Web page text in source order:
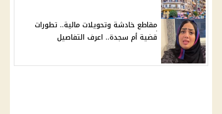
مقاطع خادشة وتحويلات مالية.. تطورات
قضية أم سجدة.. اعرف التفاصيل